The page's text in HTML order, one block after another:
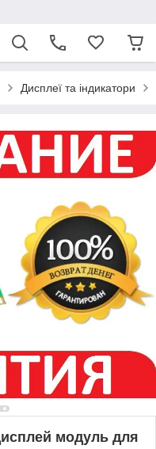
Дисплеї та індикатори
модуль для